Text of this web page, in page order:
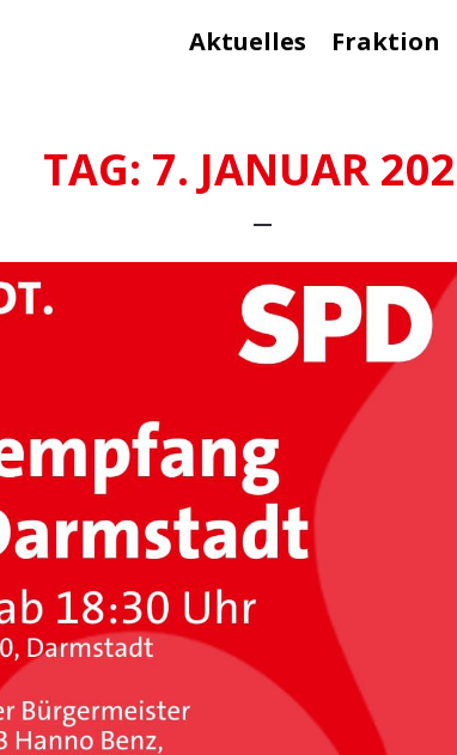
Aktuelles Fraktion
TAG: 7. JANUAR